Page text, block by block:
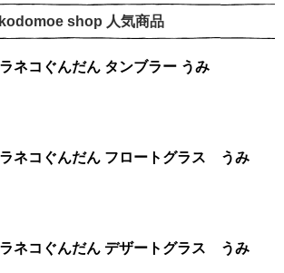
kodomoe shop 人気商品
ノラネコぐんだん タンブラー うみ
ノラネコぐんだん フロートグラス うみ
ノラネコぐんだん デザートグラス うみ